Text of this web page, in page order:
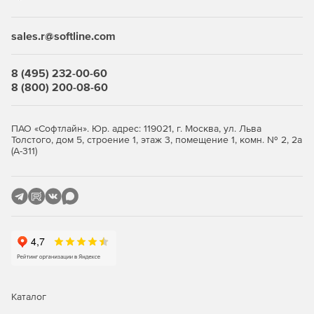
нужны, и не переплачивает за ненужные ему элементы
использовать.
Если необходимо обеспечить централизованное
управление защитой рабочих станций, требуется
лицензирование Центра управления Dr.Web Enterprise
нескольких компьютеров, до распределенных интранет-
администрирование защиты файловых серверов и
серверов приложений (включая терминальные серверы),
sales.r@softline.com
8 (495) 232-00-60
8 (800) 200-08-60
ПАО «Софтлайн». Юр. адрес: 119021, г. Москва, ул. Льва
Толстого, дом 5, строение 1, этаж 3, помещение 1, комн. № 2, 2а
(А-311)
Каталог